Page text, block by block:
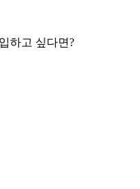
하고 싶다면?